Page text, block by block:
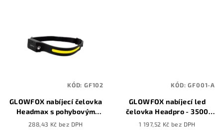
GLOWFOX nabíjecí čelovka
Headmax s pohybovým
senzorem
288,43 Kč bez DPH
KÓD: GF102
GLOWFOX nabíjecí led
čelovka Headpro - 3500
mAh
1 197,52 Kč bez DPH
KÓD:GF001-A